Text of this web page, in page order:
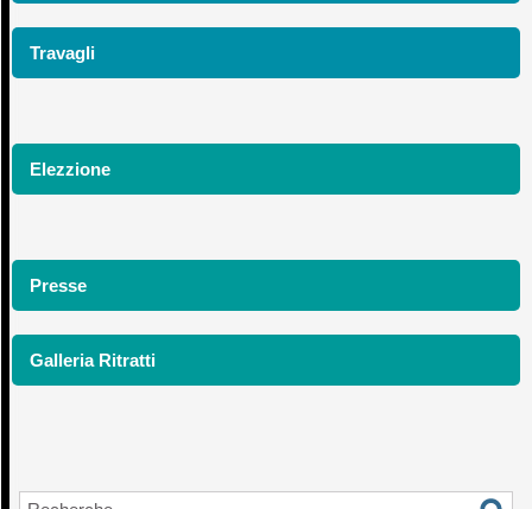
Travagli
Elezzione
Presse
Galleria Ritratti